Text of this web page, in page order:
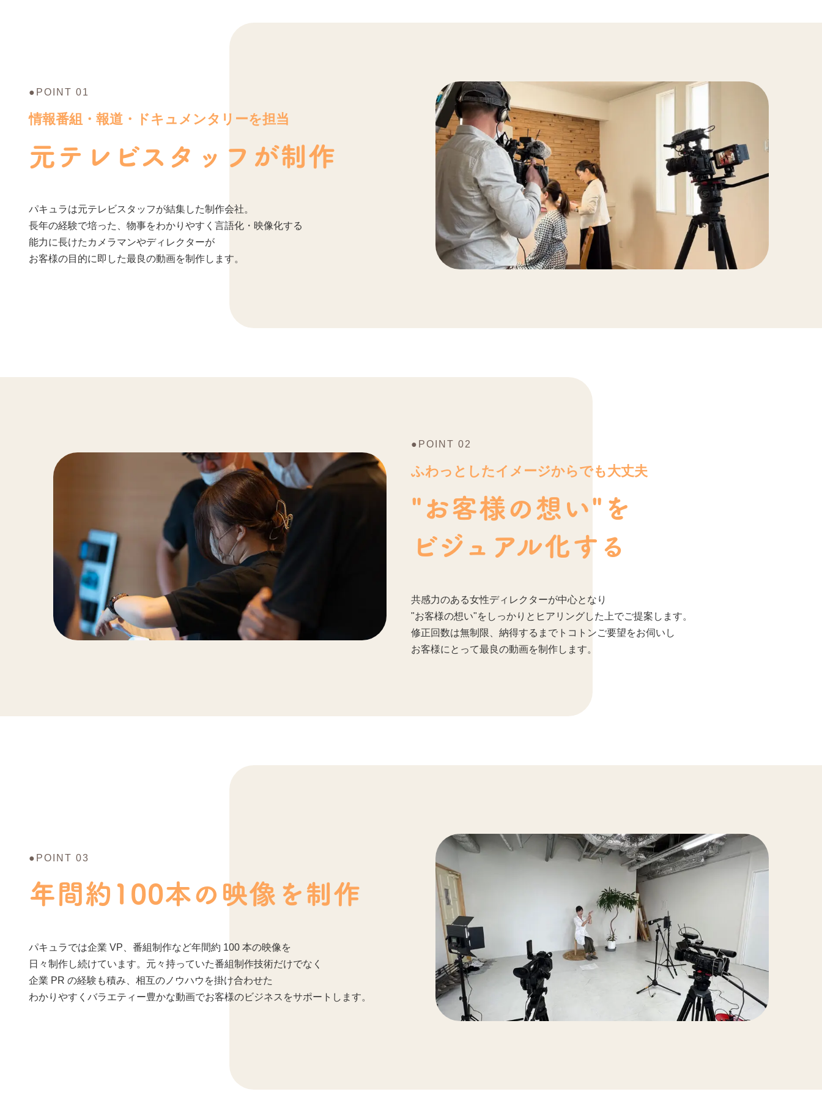
●POINT 01
情報番組・報道・ドキュメンタリーを担当
元テレビスタッフが制作
パキュラは元テレビスタッフが結集した制作会社。
長年の経験で培った、物事をわかりやすく言語化・映像化する
能力に長けたカメラマンやディレクターが
お客様の目的に即した最良の動画を制作します。
●POINT 02
ふわっとしたイメージからでも大丈夫
"お客様の想い"を
ビジュアル化する
共感力のある女性ディレクターが中心となり
"お客様の想い"をしっかりとヒアリングした上でご提案します。
修正回数は無制限、納得するまでトコトンご要望をお伺いし
お客様にとって最良の動画を制作します。
●POINT 03
年間約100本の映像を制作
パキュラでは企業 VP、番組制作など年間約 100 本の映像を
日々制作し続けています。元々持っていた番組制作技術だけでなく
企業 PR の経験も積み、相互のノウハウを掛け合わせた
わかりやすくバラエティー豊かな動画でお客様のビジネスをサポートします。